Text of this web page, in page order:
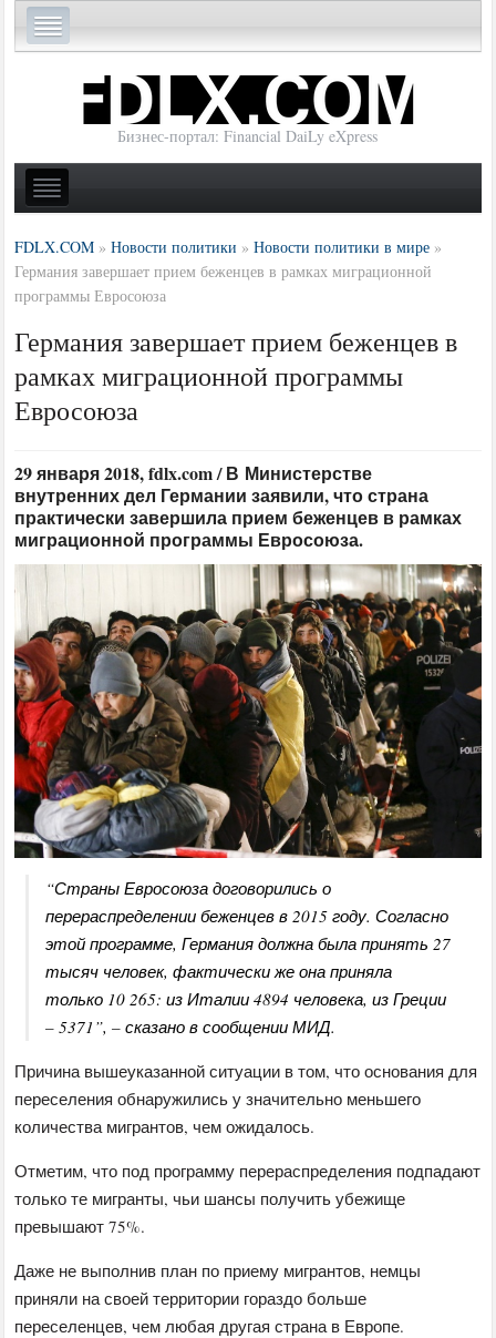
Бизнес-портал: Financial DaiLy eXpress
FDLX.COM »Новости политики »Новости политики в мире »
Германия завершает прием беженцев в рамках миграционной
программы Евросоюза
Германия завершает прием беженцев в
рамках миграционной программы
Евросоюза
29 января 2018, fdlx.com / В Министерстве
внутренних дел Германии заявили, что страна
практически завершила прием беженцев в рамках
миграционной программы Евросоюза.
“Страны Евросоюза договорились о
перераспределении беженцев в 2015 году. Согласно
этой программе, Германия должна была принять 27
тысяч человек, фактически же она приняла
только 10 265: из Италии 4894 человека, из Греции
– 5371”, – сказано в сообщении МИД.
Причина вышеуказанной ситуации в том, что основания для
переселения обнаружились у значительно меньшего
количества мигрантов, чем ожидалось.
Отметим, что под программу перераспределения подпадают
только те мигранты, чьи шансы получить убежище
превышают 75%.
Даже не выполнив план по приему мигрантов, немцы
приняли на своей территории гораздо больше
переселенцев, чем любая другая страна в Европе.